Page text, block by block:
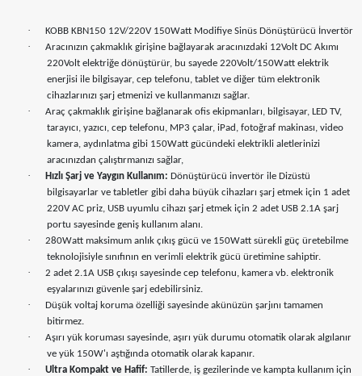
· KOBB KBN150 12V/220V 150Watt Modifiye Sinüs Dönüştürücü İnvertör
·
Aracınızın çakmaklık girişine bağlayarak aracınızdaki 12Volt DC Akımı
220Volt elektriğe dönüştürür, bu sayede 220Volt/150Watt elektrik
enerjisi ile bilgisayar, cep telefonu, tablet ve diğer tüm elektronik
cihazlarınızı şarj etmenizi ve kullanmanızı sağlar.
·
Araç çakmaklık girişine bağlanarak ofis ekipmanları, bilgisayar, LED TV,
tarayıcı, yazıcı, cep telefonu, MP3 çalar, iPad, fotoğraf makinası, video
kamera, aydınlatma gibi 150Watt gücündeki elektrikli aletlerinizi
aracınızdan çalıştırmanızı sağlar,
· Hızlı Şarj ve Yaygın Kullanım: Dönüştürücü invertör ile Dizüstü
bilgisayarlar ve tabletler gibi daha büyük cihazları şarj etmek için 1 adet
220V AC priz, USB uyumlu cihazı şarj etmek için 2 adet USB 2.1A şarj
portu sayesinde geniş kullanım alanı.
·
280Watt maksimum anlık çıkış gücü ve 150Watt sürekli güç üretebilme
teknolojisiyle sınıfının en verimli elektrik gücü üretimine sahiptir.
·
2 adet 2.1A USB çıkışı sayesinde cep telefonu, kamera vb. elektronik
eşyalarınızı güvenle şarj edebilirsiniz.
·
Düşük voltaj koruma özelliği sayesinde akünüzün şarjını tamamen
bitirmez.
·
Aşırı yük koruması sayesinde, aşırı yük durumu otomatik olarak algılanır
ve yük 150W'ı aştığında otomatik olarak kapanır.
· Ultra Kompakt ve Hafif: Tatillerde, iş gezilerinde ve kampta kullanım için